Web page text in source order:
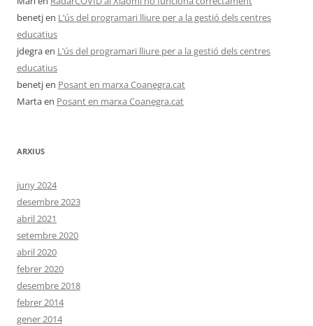
benetjen L’ús del programari lliure per a la gestió dels centres
educatius
jdegraen L’ús del programari lliure per a la gestió dels centres
educatius
benetjen Posant en marxa Coanegra.cat
Martaen Posant en marxa Coanegra.cat
ARXIUS
juny 2024
desembre 2023
abril 2021
setembre 2020
abril 2020
febrer 2020
desembre 2018
febrer 2014
gener 2014